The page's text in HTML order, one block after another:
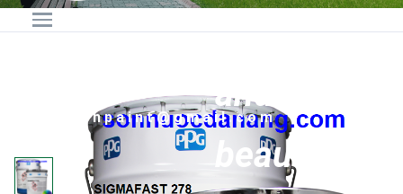
Hotline:
ngocbichpaint@gmail.com
buildings
and
beautiful